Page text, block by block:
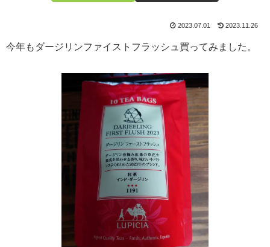
2023.07.01 2023.11.26
今年もダージリンファイストフラッシュ買ってみました。